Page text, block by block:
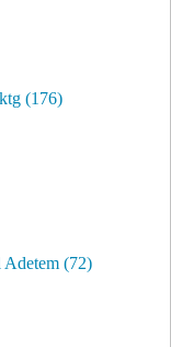
(176)
(72)